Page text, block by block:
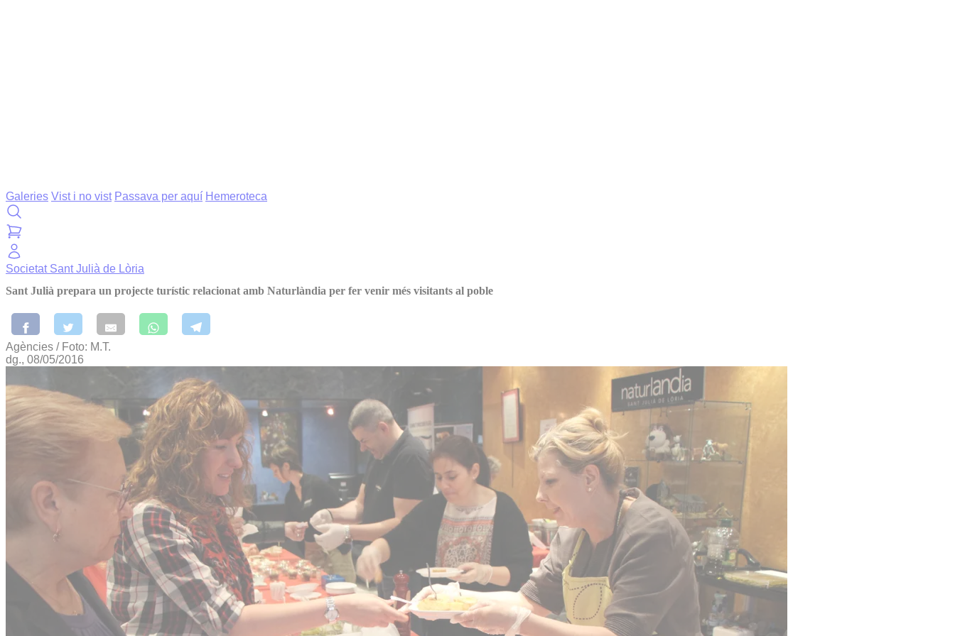
Galeries Vist i no vist Passava per aquí Hemeroteca
Societat Sant Julià de Lòria
Sant Julià prepara un projecte turístic relacionat amb Naturlàndia per fer venir més visitants al poble
Agències / Foto: M.T.
dg., 08/05/2016